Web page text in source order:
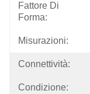
Fattore Di
Forma:
Misurazioni:
Connettività:
Condizione: